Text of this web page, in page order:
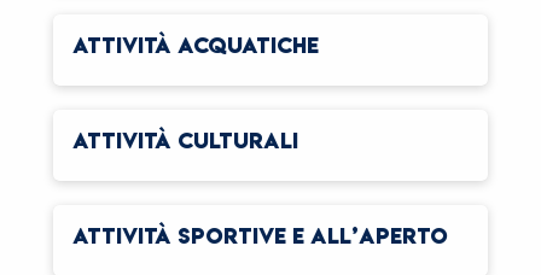
ATTIVITÀ ACQUATICHE
ATTIVITÀ CULTURALI
ATTIVITÀ SPORTIVE E ALL’APERTO